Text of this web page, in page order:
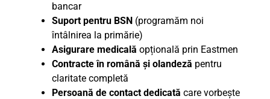
bancar
Suport pentru BSN (programăm noi
întâlnirea la primărie)
Asigurare medicală opțională prin Eastmen
Contracte în română și olandeză pentru
claritate completă
Persoană de contact dedicată care vorbește